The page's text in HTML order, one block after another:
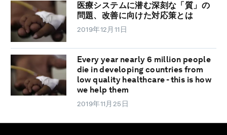
医療システムに潜む深刻な「質」の
問題、改善に向けた対応策とは
2019年12月11日
Every year nearly 6 million people
die in developing countries from
low quality healthcare - this is how
we help them
2019年11月25日